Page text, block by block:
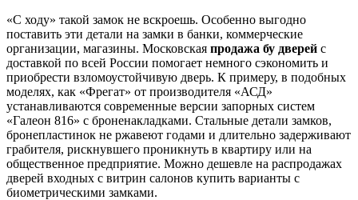
«С ходу» такой замок не вскроешь. Особенно выгодно
поставить эти детали на замки в банки, коммерческие
организации, магазины. Московская продажа бу дверей с
доставкой по всей России помогает немного сэкономить и
приобрести взломоустойчивую дверь. К примеру, в подобных
моделях, как «Фрегат» от производителя «АСД»
устанавливаются современные версии запорных систем
«Галеон 816» с броненакладками. Стальные детали замков,
бронепластинок не ржавеют годами и длительно задерживают
грабителя, рискнувшего проникнуть в квартиру или на
общественное предприятие. Можно дешевле на распродажах
дверей входных с витрин салонов купить варианты с
биометрическими замками.